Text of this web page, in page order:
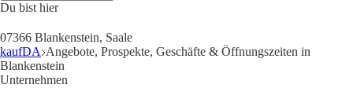
Du bist hier
07366 Blankenstein, Saale
kaufDA Angebote, Prospekte, Geschäfte & Öffnungszeiten in
Blankenstein
Unternehmen